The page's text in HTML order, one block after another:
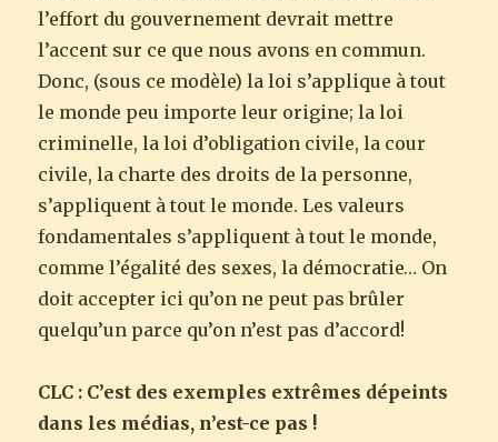
l’effort du gouvernement devrait mettre
l’accent sur ce que nous avons en commun.
Donc, (sous ce modèle) la loi s’applique à tout
le monde peu importe leur origine; la loi
criminelle, la loi d’obligation civile, la cour
civile, la charte des droits de la personne,
s’appliquent à tout le monde. Les valeurs
fondamentales s’appliquent à tout le monde,
comme l’égalité des sexes, la démocratie… On
doit accepter ici qu’on ne peut pas brûler
quelqu’un parce qu’on n’est pas d’accord!
CLC : C’est des exemples extrêmes dépeints
dans les médias, n’est-ce pas !